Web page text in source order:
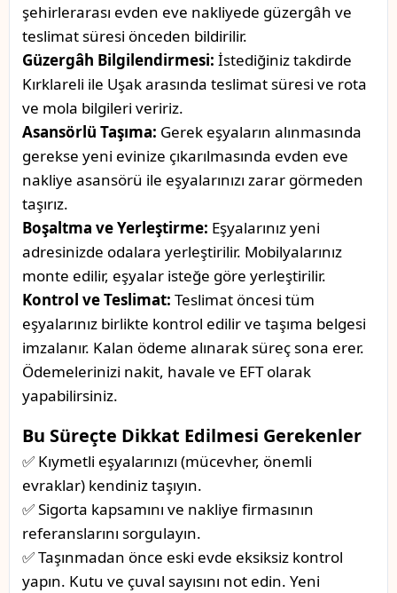
şehirlerarası evden eve nakliyede güzergâh ve
teslimat süresi önceden bildirilir.
Güzergâh Bilgilendirmesi: İstediğiniz takdirde
Kırklareli ile Uşak arasında teslimat süresi ve rota
ve mola bilgileri veririz.
Asansörlü Taşıma: Gerek eşyaların alınmasında
gerekse yeni evinize çıkarılmasında evden eve
nakliye asansörü ile eşyalarınızı zarar görmeden
taşırız.
Boşaltma ve Yerleştirme: Eşyalarınız yeni
adresinizde odalara yerleştirilir. Mobilyalarınız
monte edilir, eşyalar isteğe göre yerleştirilir.
Kontrol ve Teslimat: Teslimat öncesi tüm
eşyalarınız birlikte kontrol edilir ve taşıma belgesi
imzalanır. Kalan ödeme alınarak süreç sona erer.
Ödemelerinizi nakit, havale ve EFT olarak
yapabilirsiniz.
Bu Süreçte Dikkat Edilmesi Gerekenler
✅ Kıymetli eşyalarınızı (mücevher, önemli
evraklar) kendiniz taşıyın.
✅ Sigorta kapsamını ve nakliye firmasının
referanslarını sorgulayın.
✅ Taşınmadan önce eski evde eksiksiz kontrol
yapın. Kutu ve çuval sayısını not edin. Yeni